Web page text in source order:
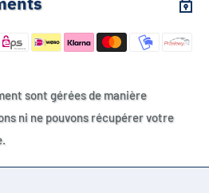
sont gérées de manière
ni ne pouvons récupérer votre